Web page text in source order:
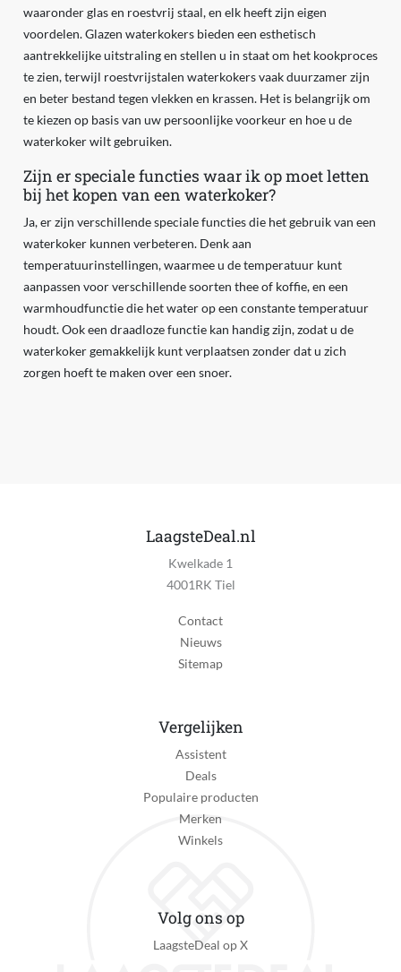
waaronder glas en roestvrij staal, en elk heeft zijn eigen
voordelen. Glazen waterkokers bieden een esthetisch
aantrekkelijke uitstraling en stellen u in staat om het kookproces
te zien, terwijl roestvrijstalen waterkokers vaak duurzamer zijn
en beter bestand tegen vlekken en krassen. Het is belangrijk om
te kiezen op basis van uw persoonlijke voorkeur en hoe u de
waterkoker wilt gebruiken.
Zijn er speciale functies waar ik op moet letten
bij het kopen van een waterkoker?
Ja, er zijn verschillende speciale functies die het gebruik van een
waterkoker kunnen verbeteren. Denk aan
temperatuurinstellingen, waarmee u de temperatuur kunt
aanpassen voor verschillende soorten thee of koffie, en een
warmhoudfunctie die het water op een constante temperatuur
houdt. Ook een draadloze functie kan handig zijn, zodat u de
waterkoker gemakkelijk kunt verplaatsen zonder dat u zich
zorgen hoeft te maken over een snoer.
LaagsteDeal.nl
Kwelkade 1
4001RK Tiel
Contact
Nieuws
Sitemap
Vergelijken
Assistent
Deals
Populaire producten
Merken
Winkels
Volg ons op
LaagsteDeal op X